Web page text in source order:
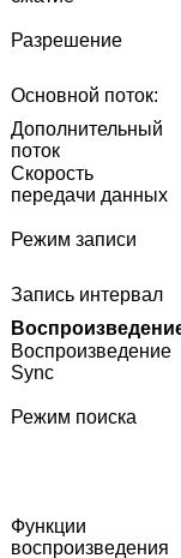
Разрешение
Основной поток:
Дополнительный
поток
Скорость
передачи данных
Режим записи
Запись интервал
Воспроизведение
Sync
Режим поиска
Функции
воспроизведения